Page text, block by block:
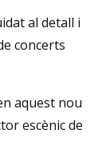
al detall i
concerts
aquest nou
escènic de